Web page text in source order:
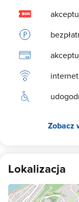
internet
Zobacz
Lokalizacja